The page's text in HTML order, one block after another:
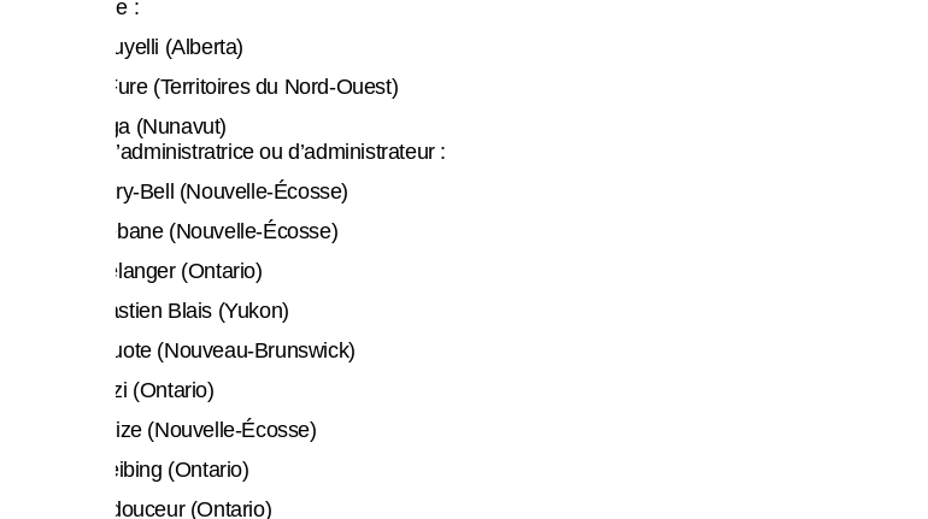
À la trésorerie :
Salima Bouyelli (Alberta)
Christian Fure (Territoires du Nord-Ouest)
René Tanga (Nunavut)
À un poste d’administratrice ou d’administrateur :
Nicole Avery-Bell (Nouvelle-Écosse)
Atika Bayebane (Nouvelle-Écosse)
Martine Bélanger (Ontario)
Jean-Sébastien Blais (Yukon)
Jérémie Buote (Nouveau-Brunswick)
Ines Ghozzi (Ontario)
Ariane Gleize (Nouvelle-Écosse)
Clotilde Heibing (Ontario)
Patrick Ladouceur (Ontario)